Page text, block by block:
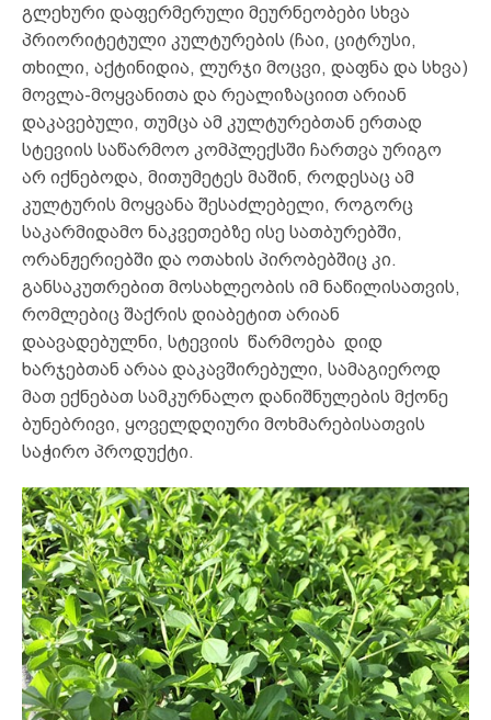
გლეხური დაფერმერული მეურნეობები სხვა
პრიორიტეტული კულტურების (ჩაი, ციტრუსი,
თხილი, აქტინიდია, ლურჯი მოცვი, დაფნა და სხვა)
მოვლა-მოყვანითა და რეალიზაციით არიან
დაკავებული, თუმცა ამ კულტურებთან ერთად
სტევიის საწარმოო კომპლექსში ჩართვა ურიგო
არ იქნებოდა, მითუმეტეს მაშინ, როდესაც ამ
კულტურის მოყვანა შესაძლებელი, როგორც
საკარმიდამო ნაკვეთებზე ისე სათბურებში,
ორანჟერიებში და ოთახის პირობებშიც კი.
განსაკუთრებით მოსახლეობის იმ ნაწილისათვის,
რომლებიც შაქრის დიაბეტით არიან
დაავადებულნი, სტევიის წარმოება დიდ
ხარჯებთან არაა დაკავშირებული, სამაგიეროდ
მათ ექნებათ სამკურნალო დანიშნულების მქონე
ბუნებრივი, ყოველდღიური მოხმარებისათვის
საჭირო პროდუქტი.